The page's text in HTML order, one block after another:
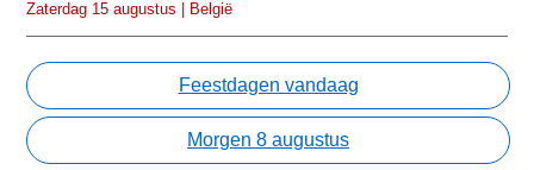
Zaterdag 15 augustus | België
Feestdagen vandaag
Morgen 8 augustus